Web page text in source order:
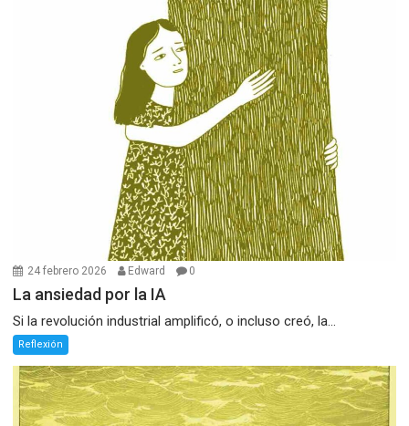
24 febrero 2026 Edward 0
La ansiedad por la IA
Si la revolución industrial amplificó, o incluso creó, la...
Reflexión